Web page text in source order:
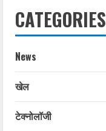
CATEGORIES
News
खेल
टेक्नोलॉजी